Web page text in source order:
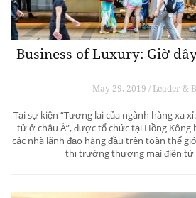
Business of Luxury: Giờ
May 29, 2019 / Leader &
Tại sự kiện “Tương lai của ngành hàng xa
tử ở châu Á”, được tổ chức tại Hồng Kông
các nhà lãnh đạo hàng đầu trên toàn thế
thị trường thương mại điện tử